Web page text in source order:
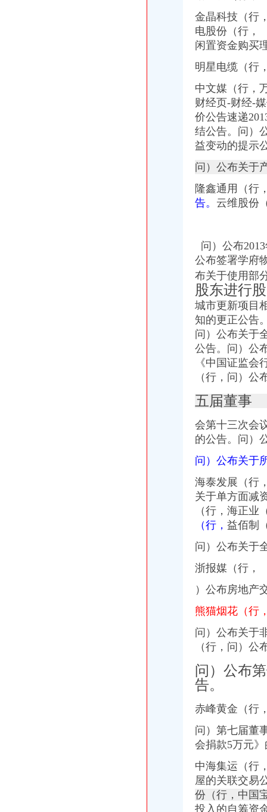
金晶科技（行
电股份（行，
闲置资金购买
明星电缆（行
中文媒（行，
财经页-财经-
价公告速递
结公告。问）
益变动的提示
问）公布关于
隆鑫通用（行
告。 云维股份
问）公布20
公布签署学府
布关于使用部
股东进行
城市更新项目
知的更正公告
问）公布关于
公告。问） 公
《中国证监
（行，问）公
五届董事
会第十三次会
的公告。问）
问）公布关于
海泰发展（行
关于单方面减
（行，海正业
（行， 益佰制
问）公布关于
浙报媒（行，
）公布房地产
熊猫烟花（行
问）公布关于
（行，问）公
问）公布
告。
赤峰黄金（行
问）第七届董
会捐款5万元
中海集运（行
屋的关联交易
份（行， 中国
投入的自筹资